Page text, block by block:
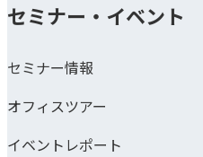
セミナー・イベント
セミナー情報
オフィスツアー
イベントレポート